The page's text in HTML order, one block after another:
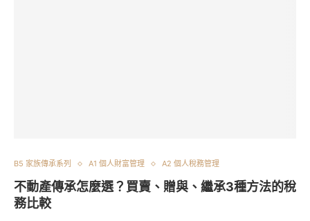
B5 家族傳承系列 A1 個人財富管理 A2 個人稅務管理
不動產傳承怎麼選？買賣、贈與、繼承3種方法的稅
務比較